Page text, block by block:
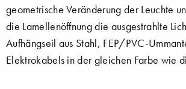
geometrische Veränderung der Leuchte
die Lamellenöffnung die ausgestrahlte
Aufhängseil aus Stahl, FEP/PVC-
Elektrokabels in der gleichen Farbe wie